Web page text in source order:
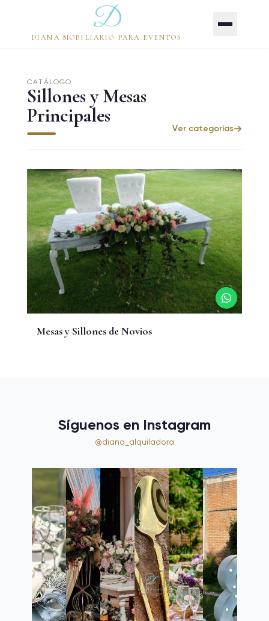
D
DIANA MOBILIARIO PARA EVENTOS
CATÁLOGO
Sillones y Mesas
Principales
Ver categorías
Mesas y Sillones de Novios
Síguenos en Instagram
@diana_alquiladora